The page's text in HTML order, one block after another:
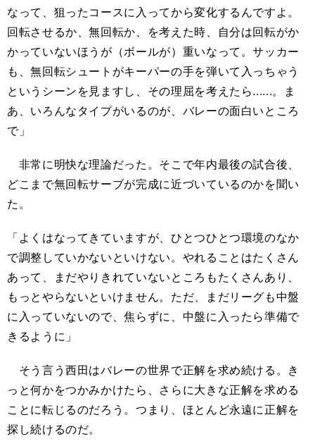
なって、狙ったコースに入ってから変化するんですよ。
回転させるか、無回転か、を考えた時、自分は回転がか
かっていないほうが（ボールが）重いなって。サッカー
も、無回転シュートがキーパーの手を弾いて入っちゃう
というシーンを見ますし、その理屈を考えたら......。ま
あ、いろんなタイプがいるのが、バレーの面白いところ
で」
非常に明快な理論だった。そこで年内最後の試合後、
どこまで無回転サーブが完成に近づいているのかを聞い
た。
「よくはなってきていますが、ひとつひとつ環境のなか
で調整していかないといけない。やれることはたくさん
あって、まだやりきれていないところもたくさんあり、
もっとやらないといけません。ただ、まだリーグも中盤
に入っていないので、焦らずに、中盤に入ったら準備で
きるように」
そう言う西田はバレーの世界で正解を求め続ける。き
っと何かをつかみかけたら、さらに大きな正解を求める
ことに転じるのだろう。つまり、ほとんど永遠に正解を
探し続けるのだ。